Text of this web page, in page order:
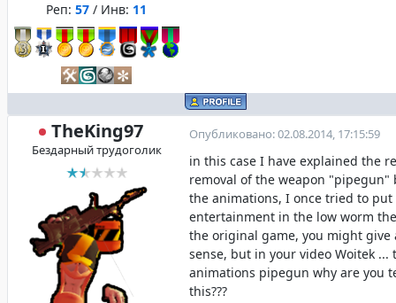
Реп: 57 / Инв: 11
TheKing97
Бездарный трудоголик
Опубликовано: 02.08.2014, 17:15:59
in this case I have explained the
removal of the weapon "pipegun"
the animations, I once tried to put
entertainment in the low worm
the original game, you might give
sense, but in your video Woitek ...
animations pipegun why are you
this???